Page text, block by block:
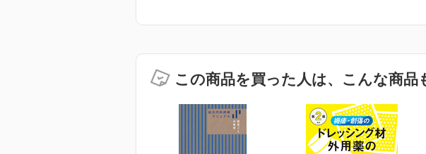
この商品を買った人は、こんな商品